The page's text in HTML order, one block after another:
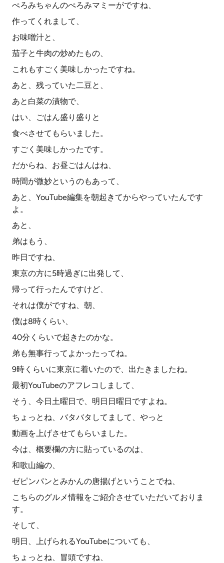
ぺろみちゃんのぺろみマミーがですね、
作ってくれまして、
お味噌汁と、
茄子と牛肉の炒めたもの、
これもすごく美味しかったですね。
あと、残っていた二豆と、
あと白菜の漬物で、
はい、ごはん盛り盛りと
食べさせてもらいました。
すごく美味しかったです。
だからね、お昼ごはんはね、
時間が微妙というのもあって、
あと、YouTube編集を朝起きてからやっていたんです
よ。
あと、
弟はもう、
昨日ですね、
東京の方に5時過ぎに出発して、
帰って行ったんですけど、
それは僕がですね、朝、
僕は8時くらい、
40分くらいで起きたのかな。
弟も無事行ってよかったってね。
9時くらいに東京に着いたので、出たきましたね。
最初YouTubeのアフレコしまして、
そう、今日土曜日で、明日日曜日ですよね。
ちょっとね、バタバタしてまして、やっと
動画を上げさせてもらいました。
今は、概要欄の方に貼っているのは、
和歌山編の、
ゼピンパンとみかんの唐揚げということでね、
こちらのグルメ情報をご紹介させていただいておりま
す。
そして、
明日、上げられるYouTubeについても、
ちょっとね、冒頭ですね、